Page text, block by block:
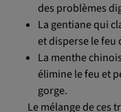
des problèmes
La gentiane qui
et disperse le feu
La menthe
élimine le feu et
gorge.
Le mélange de ces